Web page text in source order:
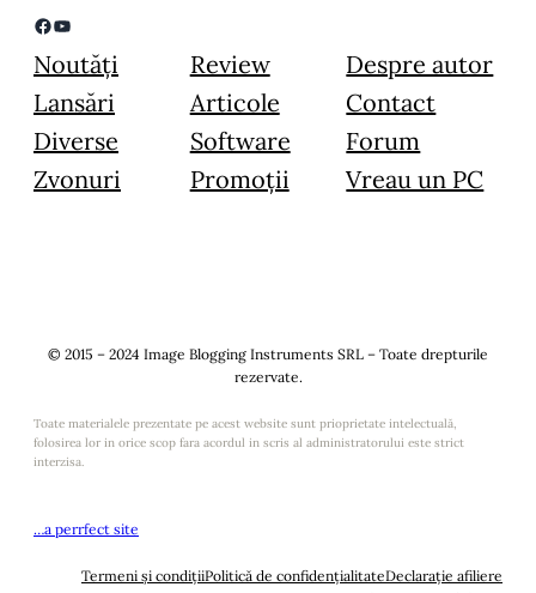
Facebook YouTube
Noutăți
Lansări
Diverse
Zvonuri
Review
Articole
Software
Promoții
Despre autor
Contact
Forum
Vreau un PC
© 2015 – 2024 Image Blogging Instruments SRL – Toate drepturile
rezervate.
Toate materialele prezentate pe acest website sunt prioprietate intelectuală,
folosirea lor in orice scop fara acordul in scris al administratorului este strict
interzisa.
…a perrfect site
Termeni și condițiiPolitică de confidențialitateDeclarație afiliere